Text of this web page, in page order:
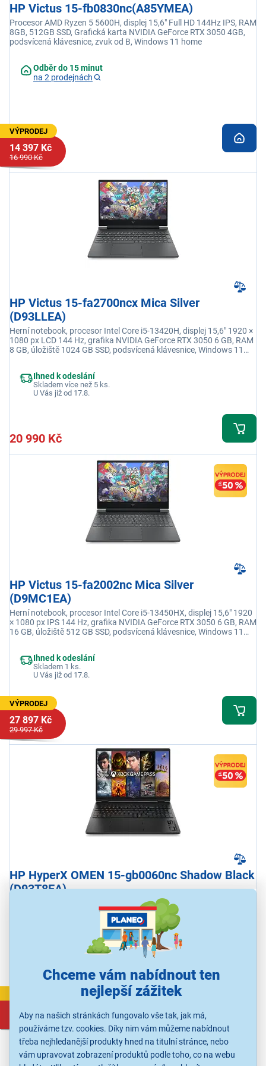
Chceme vám nabídnout ten
nejlepší zážitek
Aby na našich stránkách fungovalo vše tak, jak má,
používáme tzv. cookies. Díky nim vám můžeme nabídnout
třeba nejhledanější produkty hned na titulní stránce, nebo
vám upravovat zobrazení produktů podle toho, co na webu
HP Victus 15-fb0830nc(A85YMEA)
Procesor AMD Ryzen 5 5600H, displej 15,6" Full HD 144Hz IPS, RAM
8GB, 512GB SSD, Grafická karta NVIDIA GeForce RTX 3050 4GB,
podsvícená klávesnice, zvuk od B, Windows 11 home
Odběr do 15 minut
na 2 prodejnách
VÝPRODEJ
14 397 Kč
16 990 Kč
HP Victus 15-fa2700ncx Mica Silver
(D93LLEA)
Herní notebook, procesor Intel Core i5-13420H, displej 15,6" 1920 ×
1080 px LCD 144 Hz, grafika NVIDIA GeForce RTX 3050 6 GB, RAM
8 GB, úložiště 1024 GB SSD, podsvícená klávesnice, Windows 11
Ihned k odeslání
Skladem více než 5 ks.
U Vás již od 17.8.
20 990 Kč
HP Victus 15-fa2002nc Mica Silver
(D9MC1EA)
Herní notebook, procesor Intel Core i5-13450HX, displej 15,6" 1920
× 1080 px IPS 144 Hz, grafika NVIDIA GeForce RTX 3050 6 GB, RAM
16 GB, úložiště 512 GB SSD, podsvícená klávesnice, Windows 11
Ihned k odeslání
Skladem 1 ks.
U Vás již od 17.8.
VÝPRODEJ
27 897 Kč
29 997 Kč
HP HyperX OMEN 15-gb0060nc Shadow Black
(D93T8EA)
Herní notebook, procesor AMD Ryzen 7 260, displej 15,3" 2560 ×
1600 px IPS 180 Hz, grafika NVIDIA GeForce RTX 5060 8 GB, RAM
16 GB, úložiště 1000 GB SSD, podsvícená klávesnice, Windows 11
Home, adaptér není součástí balení
Ihned k odeslání
40 897 Kč
43 497 Kč